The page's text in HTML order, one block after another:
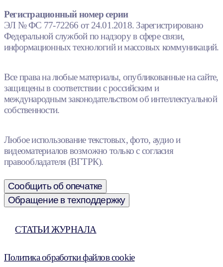
Регистрационный номер серии
ЭЛ № ФС 77-72266 от 24.01.2018. Зарегистрировано
Федеральной службой по надзору в сфере связи,
информационных технологий и массовых коммуникаций.
Все права на любые материалы, опубликованные на сайте,
защищены в соответствии с российским и
международным законодательством об интеллектуальной
собственности.
Любое использование текстовых, фото, аудио и
видеоматериалов возможно только с согласия
правообладателя (ВГТРК).
Сообщить об опечатке
Обращение в техподдержку
СТАТЬИ ЖУРНАЛА
Политика обработки файлов cookie